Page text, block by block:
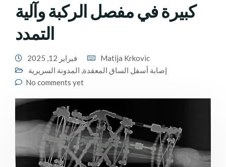
كبيرة في مفصل الركبة وآلية
التمدد
فبراير 12, 2025
Matija Krkovic
إصابة أسفل الساق المعقدة, المدونة السريرية
No comments yet